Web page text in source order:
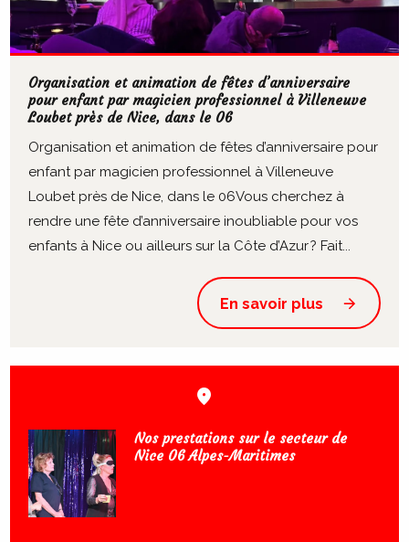
Organisation et animation de fêtes d’anniversaire
pour enfant par magicien professionnel à Villeneuve
Loubet près de Nice, dans le 06
Organisation et animation de fêtes d’anniversaire pour
enfant par magicien professionnel à Villeneuve
Loubet près de Nice, dans le 06Vous cherchez à
rendre une fête d’anniversaire inoubliable pour vos
enfants à Nice ou ailleurs sur la Côte d’Azur ? Fait...
En savoir plus
Nos prestations sur le secteur de
Nice 06 Alpes-Maritimes